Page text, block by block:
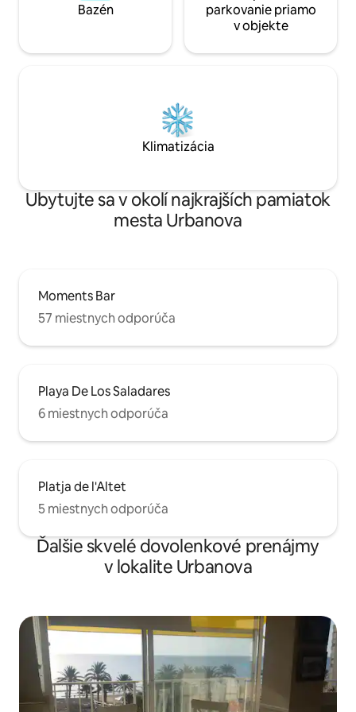
que se sienta como en casa. En la cocina
completamente equipada con todos los
congelador y cafetera de última
Bazén
parkovanie priamo
v objekte
Klimatizácia
Ubytujte sa v okolí najkrajších pamiatok
mesta Urbanova
Moments Bar
57 miestnych odporúča
Playa De Los Saladares
6 miestnych odporúča
Platja de l'Altet
5 miestnych odporúča
Ďalšie skvelé dovolenkové prenájmy
v lokalite Urbanova